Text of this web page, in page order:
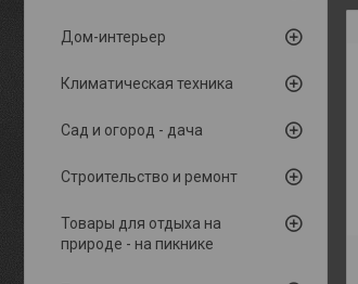
Дом-интерьер
Климатическая техника
Сад и огород - дача
Строительство и ремонт
Товары для отдыха на
природе - на пикнике